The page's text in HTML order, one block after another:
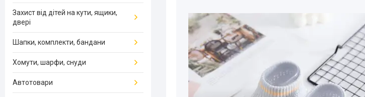
Захист від дітей на кути, ящики,
двері
Шапки, комплекти, бандани
Хомути, шарфи, снуди
Автотовари